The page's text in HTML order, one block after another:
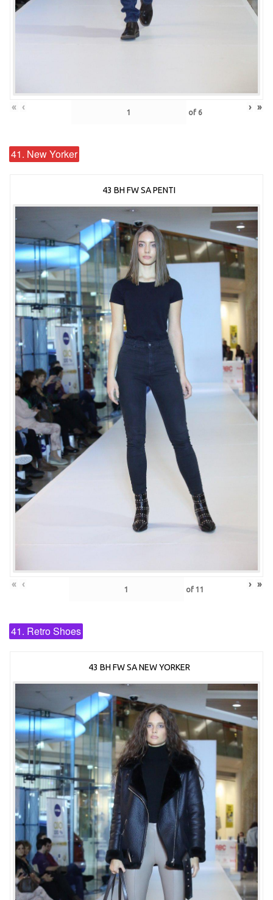
« ‹ of 6 › »
41. New Yorker
43 BH FW SA PENTI
« ‹ of 11 › »
41. Retro Shoes
43 BH FW SA NEW YORKER